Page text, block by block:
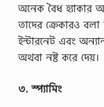
অনেক বৈধ হ্যাকার
তাদের ক্রেকারও বলা
ইন্টারনেট এবং
অথবা নষ্ট করে দেয়।
৩. স্প্যামিং